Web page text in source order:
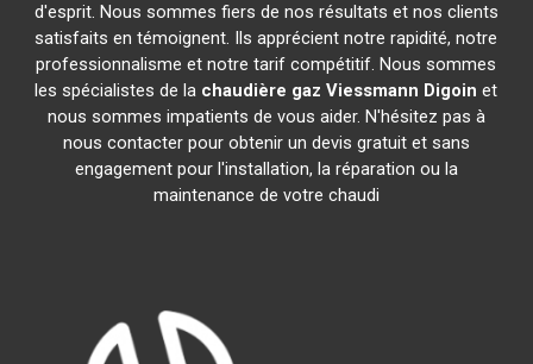
d'esprit. Nous sommes fiers de nos résultats et nos clients
satisfaits en témoignent. Ils apprécient notre rapidité, notre
professionnalisme et notre tarif compétitif. Nous sommes
les spécialistes de la chaudière gaz Viessmann Digoin et
nous sommes impatients de vous aider. N'hésitez pas à
nous contacter pour obtenir un devis gratuit et sans
engagement pour l'installation, la réparation ou la
maintenance de votre chaudi